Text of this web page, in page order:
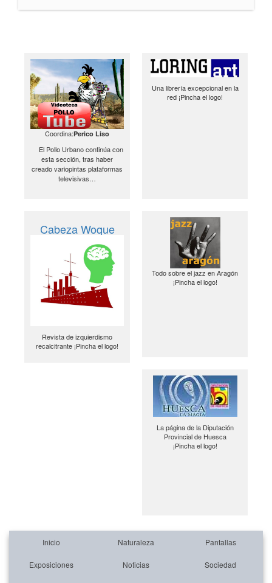
Coordina:Perico Liso
El Pollo Urbano continúa con
esta sección, tras haber
creado variopintas plataformas
televisivas…
Una librería excepcional en la
red ¡Pincha el logo!
Cabeza Woque
Revista de izquierdismo
recalcitrante ¡Pincha el logo!
Todo sobre el jazz en Aragón
¡Pincha el logo!
La página de la Diputación
Provincial de Huesca
¡Pincha el logo!
Inicio Naturaleza Pantallas
Exposiciones Noticias Sociedad